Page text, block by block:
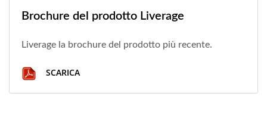
Brochure del prodotto Liverage
Liverage la brochure del prodotto più recente.
SCARICA